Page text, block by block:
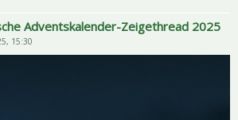
Adventskalender-Zeigethread 2025
15:30